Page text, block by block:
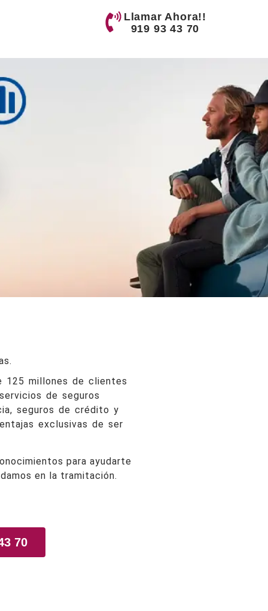
Llamar Ahora!!
919 93 43 70
125 millones de clientes
de seguros
seguros de crédito y
exclusivas de ser
para ayudarte
en la tramitación.
70